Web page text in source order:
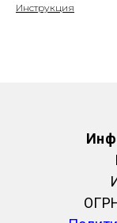
Инструкция